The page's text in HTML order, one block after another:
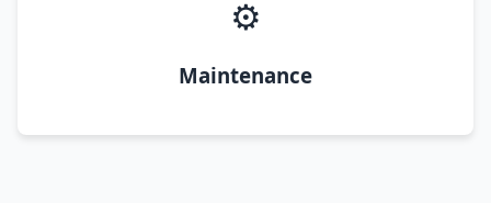
⚙️
Maintenance